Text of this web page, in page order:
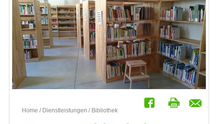
Home / Dienstleistungen / Bibliothek